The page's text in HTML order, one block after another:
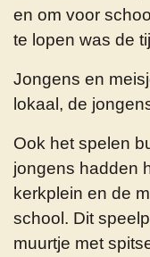
en om voor
te lopen was de
Jongens en
lokaal, de
Ook het spelen
jongens hadden
kerkplein en de
school. Dit
muurtje met